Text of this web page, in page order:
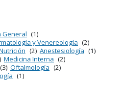
General (1)
y Venereología (2)
(2) Anestesiología (1)
Medicina Interna (2)
(3) Oftalmología (2)
(1)